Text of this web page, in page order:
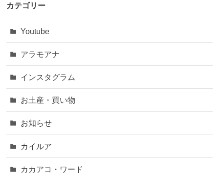
カテゴリー
Youtube
アラモアナ
インスタグラム
お土産・買い物
お知らせ
カイルア
カカアコ・ワード